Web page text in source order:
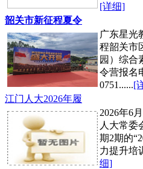
[详细]
韶关市新征程夏令
广东星光
程韶关市
园）综合
令营报名
0751......[
江门人大2026年履
2026年6
人大常委
期2期的
力提升培
细]